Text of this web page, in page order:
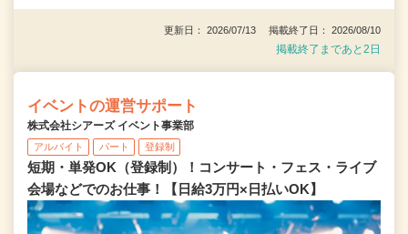
更新日： 2026/07/13 掲載終了日： 2026/08/10
掲載終了まであと2日
イベントの運営サポート
株式会社シアーズ イベント事業部
アルバイト パート 登録制
短期・単発OK（登録制）！コンサート・フェス・ライブ
会場などでのお仕事！【日給3万円×日払いOK】